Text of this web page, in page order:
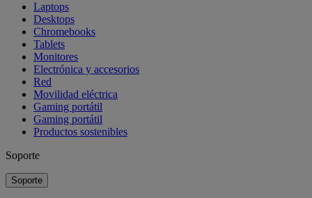
Laptops
Desktops
Chromebooks
Tablets
Monitores
Electrónica y accesorios
Red
Movilidad eléctrica
Gaming portátil
Gaming portátil
Productos sostenibles
Soporte
Soporte